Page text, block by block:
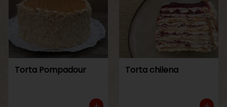
Torta Pompadour Torta chilena